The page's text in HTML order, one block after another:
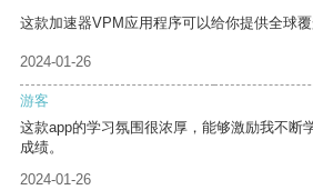
这款加速器VPM应用程序可以给你提供全球覆
2024-01-26
游客
这款app的学习氛围很浓厚，能够激励我不断
成绩。
2024-01-26